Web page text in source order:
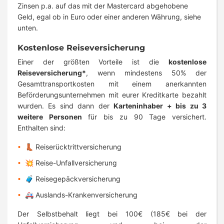
Zinsen p.a. auf das mit der Mastercard abgehobene
Geld, egal ob in Euro oder einer anderen Währung, siehe
unten.
Kostenlose Reiseversicherung
Einer der größten Vorteile ist die kostenlose
Reiseversicherung*, wenn mindestens 50% der
Gesamttransportkosten mit einem anerkannten
Beförderungsunternehmen mit eurer Kreditkarte bezahlt
wurden. Es sind dann derKarteninhaber + bis zu 3
weitere Personen für bis zu 90 Tage versichert.
Enthalten sind:
👢 Reiserücktrittversicherung
💥 Reise-Unfallversicherung
🧳 Reisegepäckversicherung
🚑 Auslands-Krankenversicherung
Der Selbstbehalt liegt bei 100€ (185€ bei der